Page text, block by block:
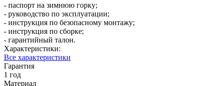
- паспорт на зимнюю горку;
- руководство по эксплуатации;
- инструкция по безопасному монтажу;
- инструкция по сборке;
- гарантийный талон.
Характеристики:
Все характеристики
Гарантия
1 год
Материал